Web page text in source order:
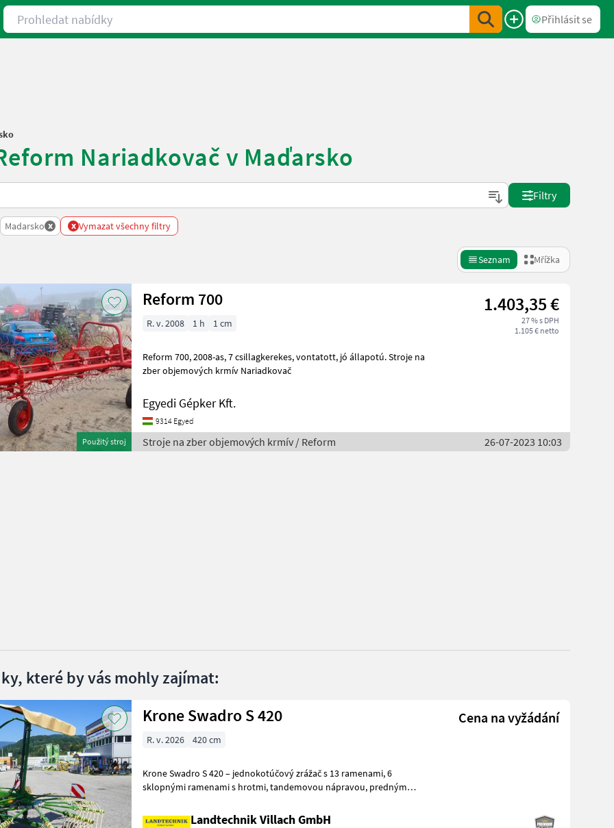
Prohledat nabídky
Přihlásit se
Nariadkovač v Maďarsko
Filtry
Madarsko x x Vymazat všechny filtry
Seznam Mřížka
Použitý stroj
Reform 700 1.403,35 €
27 % s DPH
1.105 € netto
R. v. 2008 1 h 1 cm
Reform 700, 2008-as, 7 csillagkerekes, vontatott, jó állapotú. Stroje na
zber objemových krmív Nariadkovač
Egyedi Gépker Kft.
9314 Egyed
Stroje na zber objemových krmív / Reform 26-07-2023 10:03
které by vás mohly zajímat:
Krone Swadro S 420 Cena na vyžádání
R. v. 2026 420 cm
Krone Swadro S 420 – jednokotúčový zrážač s 13 ramenami, 6
sklopnými ramenami s hrotmi, tandemovou nápravou, predným
Landtechnik Villach GmbH